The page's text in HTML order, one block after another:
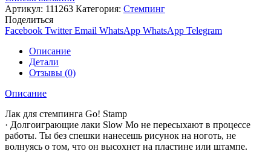
Артикул: 111263 Категория: Стемпинг
Поделиться
Facebook Twitter Email WhatsApp WhatsApp Telegram
Описание
Детали
Отзывы (0)
Описание
Лак для стемпинга Go! Stamp
· Долгоиграющие лаки Slow Mo не пересыхают в процессе
работы. Ты без спешки нанесешь рисунок на ноготь, не
волнуясь о том, что он высохнет на пластине или штампе.